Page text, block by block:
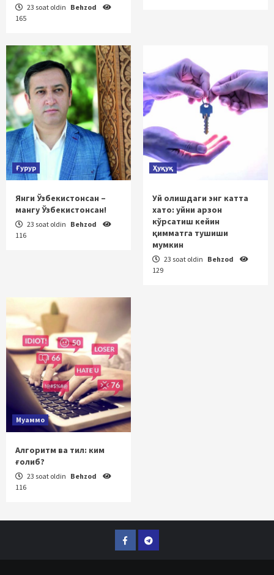
23 soat oldin Behzod
165
Ғурур
Янги Ўзбекистонсан –
мангу Ўзбекистонсан!
23 soat oldin Behzod
116
Ҳуқуқ
Уй олишдаги энг катта
хато: уйни арзон
кўрсатиш кейин
қимматга тушиши
мумкин
23 soat oldin Behzod
129
Муаммо
Алгоритм ва тил: ким
ғолиб?
23 soat oldin Behzod
116
FacebookTelegram